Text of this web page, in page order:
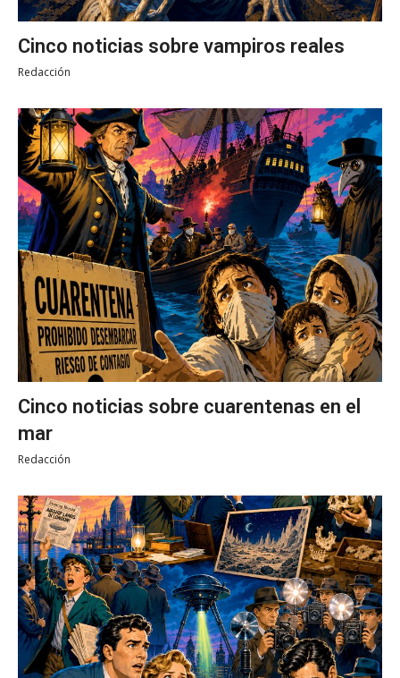
Cinco noticias sobre vampiros reales
Redacción
Cinco noticias sobre cuarentenas en el
mar
Redacción